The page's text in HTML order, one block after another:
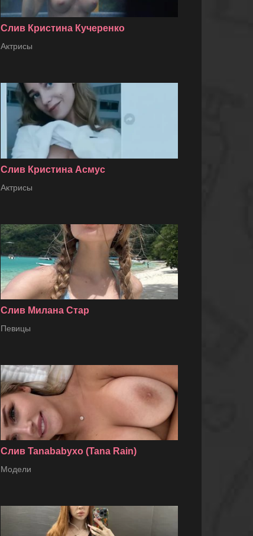
Слив Кристина Кучеренко
Актрисы
Слив Кристина Асмус
Актрисы
Слив Милана Стар
Певицы
Слив Tanababyxo (Tana Rain)
Модели